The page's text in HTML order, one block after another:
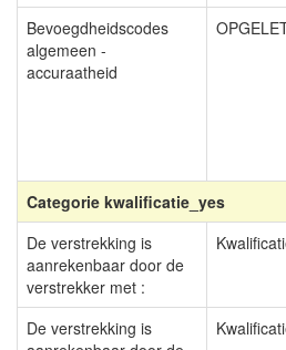
Bevoegdheidscodes
algemeen -
accuraatheid
Categorie kwalificatie_yes
De verstrekking is
aanrekenbaar door de
verstrekker met :
De verstrekking is